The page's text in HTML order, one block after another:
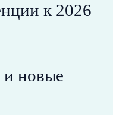
к 2026
и новые